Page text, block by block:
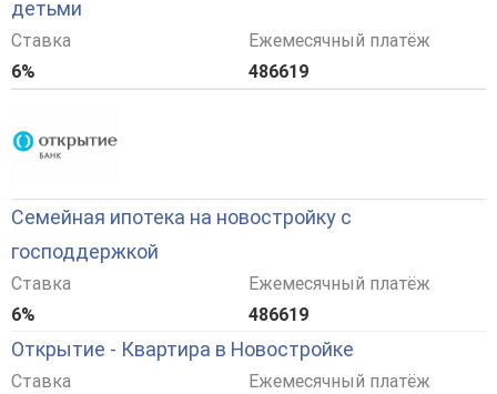
детьми
Ставка
6%
Ежемесячный платёж
486619
Семейная ипотека на новостройку с
господдержкой
Ставка
6%
Ежемесячный платёж
486619
Открытие - Квартира в Новостройке
Ставка
Ежемесячный платёж